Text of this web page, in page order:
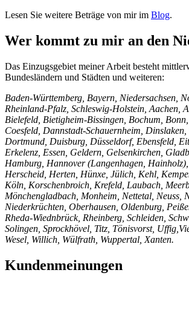
Lesen Sie weitere Beträge von mir im Blog.
Wer kommt zu mir an den
Das Einzugsgebiet meiner Arbeit besteht
Bundesländern und Städten und weiteren:
Baden-Württemberg, Bayern, Niedersachsen,
Rheinland-Pfalz, Schleswig-Holstein, Aachen,
Bielefeld, Bietigheim-Bissingen, Bochum,
Coesfeld, Dannstadt-Schauernheim, Dinslaken,
Dortmund, Duisburg, Düsseldorf, Ebensfeld,
Erkelenz, Essen, Geldern, Gelsenkirchen,
Hamburg, Hannover (Langenhagen, Hainholz),
Herscheid, Herten, Hünxe, Jülich, Kehl,
Köln, Korschenbroich, Krefeld, Laubach,
Mönchengladbach, Monheim, Nettetal, Neuss,
Niederkrüchten, Oberhausen, Oldenburg,
Rheda-Wiednbrück, Rheinberg, Schleiden,
Solingen, Sprockhövel, Titz, Tönisvorst,
Wesel, Willich, Wülfrath, Wuppertal, Xanten.
Kundenmeinungen